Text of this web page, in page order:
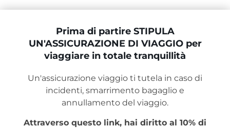
Prima di partire STIPULA
UN'ASSICURAZIONE DI VIAGGIO per
viaggiare in totale tranquillità
Un'assicurazione viaggio ti tutela in caso di
incidenti, smarrimento bagaglio e
annullamento del viaggio.
Attraverso questo link, hai diritto al 10% di